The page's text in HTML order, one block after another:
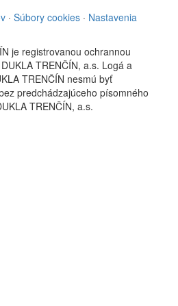
· Súbory cookies · Nastavenia
je registrovanou ochrannou
TRENČÍN, a.s. Logá a
TRENČÍN nesmú byť
predchádzajúceho písomného
TRENČÍN, a.s.